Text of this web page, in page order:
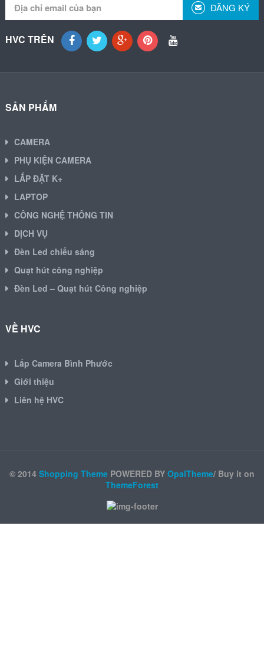
ĐĂNG KÝ
HVC TRÊN
SẢN PHẨM
CAMERA
PHỤ KIỆN CAMERA
LẮP ĐẶT K+
LAPTOP
CÔNG NGHỆ THÔNG TIN
DỊCH VỤ
Đèn Led chiếu sáng
Quạt hút công nghiệp
Đèn Led – Quạt hút Công nghiệp
VỀ HVC
Lắp Camera Bình Phước
Giới thiệu
Liên hệ HVC
© 2014 Shopping Theme POWERED BY OpalTheme/ Buy it on
ThemeForest